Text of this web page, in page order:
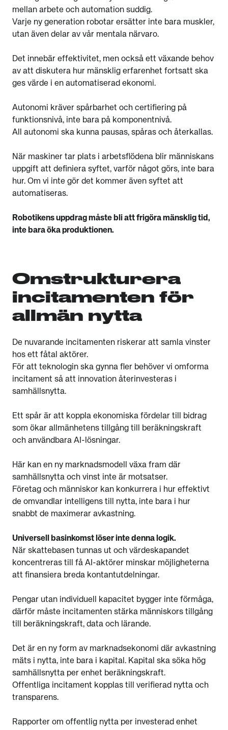
mellan arbete och automation suddig.
Varje ny generation robotar ersätter inte bara muskler,
utan även delar av vår mentala närvaro.
Det innebär effektivitet, men också ett växande behov
av att diskutera hur mänsklig erfarenhet fortsatt ska
ges värde i en automatiserad ekonomi.
Autonomi kräver spårbarhet och certifiering på
funktionsnivå, inte bara på komponentnivå.
All autonomi ska kunna pausas, spåras och återkallas.
När maskiner tar plats i arbetsflödena blir människans
uppgift att definiera syftet, varför något görs, inte bara
hur. Om vi inte gör det kommer även syftet att
automatiseras.
Robotikens uppdrag måste bli att frigöra mänsklig tid,
inte bara öka produktionen.
Omstrukturera
incitamenten för
allmän nytta
De nuvarande incitamenten riskerar att samla vinster
hos ett fåtal aktörer.
För att teknologin ska gynna fler behöver vi omforma
incitament så att innovation återinvesteras i
samhällsnytta.
Ett spår är att koppla ekonomiska fördelar till bidrag
som ökar allmänhetens tillgång till beräkningskraft
och användbara AI-lösningar.
Här kan en ny marknadsmodell växa fram där
samhällsnytta och vinst inte är motsatser.
Företag och människor kan konkurrera i hur effektivt
de omvandlar intelligens till nytta, inte bara i hur
snabbt de maximerar avkastning.
Universell basinkomst löser inte denna logik.
När skattebasen tunnas ut och värdeskapandet
koncentreras till få AI-aktörer minskar möjligheterna
att finansiera breda kontantutdelningar.
Pengar utan individuell kapacitet bygger inte förmåga,
därför måste incitamenten stärka människors tillgång
till beräkningskraft, data och lärande.
Det är en ny form av marknadsekonomi där avkastning
mäts i nytta, inte bara i kapital. Kapital ska söka hög
samhällsnytta per enhet beräkningskraft.
Offentliga incitament kopplas till verifierad nytta och
transparens.
Rapporter om offentlig nytta per investerad enhet